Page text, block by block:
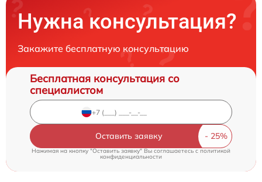
Нужна консультация?
Закажите бесплатную консультацию
Бесплатная консультация со
специалистом
Оставить заявку
Нажимая на кнопку "Оставить заявку" Вы соглашаетесь cполитикой
конфиденциальности